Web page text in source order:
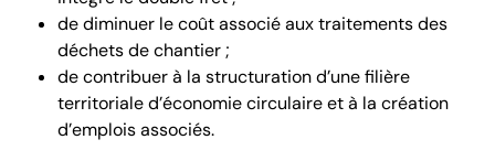
de diminuer le coût associé aux traitements des
déchets de chantier ;
de contribuer à la structuration d’une filière
territoriale d’économie circulaire et à la création
d’emplois associés.